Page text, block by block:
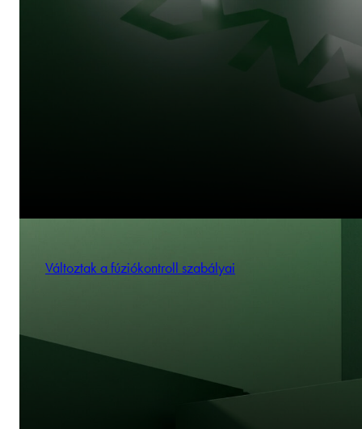
Változtak a fúziókontroll szabályai